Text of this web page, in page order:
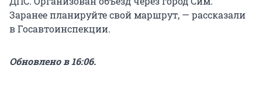
Заранее планируйте свой маршрут, — рассказали
в Госавтоинспекции.
Обновлено в 16:06.